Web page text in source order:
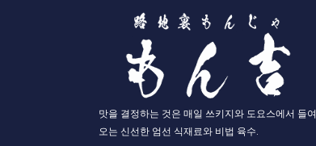
맛을 결정하는 것은 매일 쓰키지와 도요스에서 들여
오는 신선한 엄선 식재료와 비법 육수.